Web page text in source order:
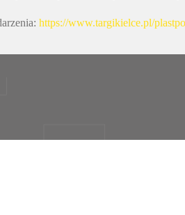
https://www.targikielce.pl/